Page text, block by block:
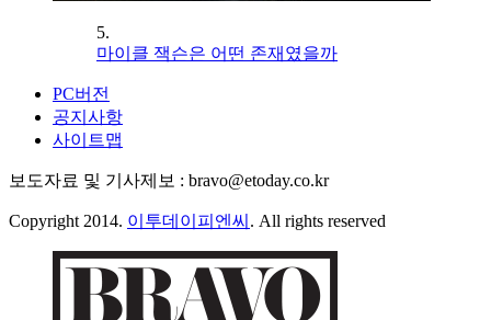
5.
마이클 잭슨은 어떤 존재였을까
PC버전
공지사항
사이트맵
보도자료 및 기사제보 : bravo@etoday.co.kr
Copyright 2014. 이투데이피엔씨 . All rights reserved